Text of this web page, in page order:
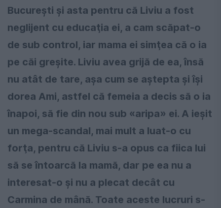
Bucureşti şi asta pentru că Liviu a fost
neglijent cu educaţia ei, a cam scăpat-o
de sub control, iar mama ei simţea că o ia
pe căi greşite. Liviu avea grijă de ea, însă
nu atât de tare, aşa cum se aştepta şi îşi
dorea Ami, astfel că femeia a decis să o ia
înapoi, să fie din nou sub «aripa» ei. A ieşit
un mega-scandal, mai mult a luat-o cu
forţa, pentru că Liviu s-a opus ca fiica lui
să se întoarcă la mamă, dar pe ea nu a
interesat-o şi nu a plecat decât cu
Carmina de mână. Toate aceste lucruri s-